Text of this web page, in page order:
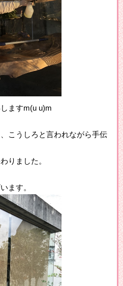
ますm(u u)m
こうしろと言われながら手伝
りました。
ます。